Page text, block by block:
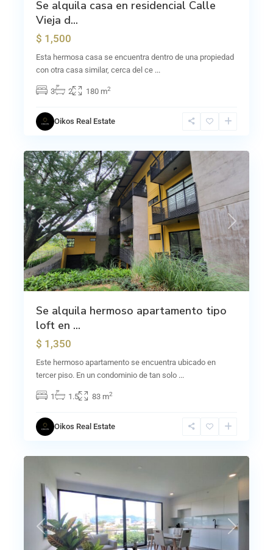
Se alquila casa en residencial Calle
Vieja d...
$ 1,500
Esta hermosa casa se encuentra dentro de una propiedad
con otra casa similar, cerca del ce ...
3 2 180 m2
Oikos Real Estate
Brasil
de
Santa
Previous Next
Se alquila hermoso apartamento tipo
loft en ...
$ 1,350
Este hermoso apartamento se encuentra ubicado en
tercer piso. En un condominio de tan solo ...
1 1.5 83 m2
Oikos Real Estate
Previous Next